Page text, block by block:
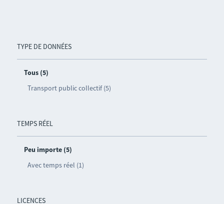
TYPE DE DONNÉES
Tous (5)
Transport public collectif (5)
TEMPS RÉEL
Peu importe (5)
Avec temps réel (1)
LICENCES